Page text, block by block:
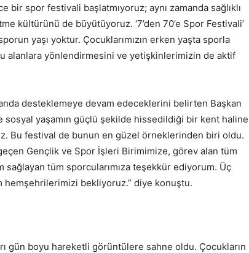
bir spor festivali başlatmıyoruz; aynı zamanda sağlıklı
kültürünü de büyütüyoruz. ‘7’den 70’e Spor Festivali’
yaşı yoktur. Çocuklarımızın erken yaşta sporla
alanlara yönlendirmesini ve yetişkinlerimizin de aktif
desteklemeye devam edeceklerini belirten Başkan
sosyal yaşamın güçlü şekilde hissedildiği bir kent haline
Bu festival de bunun en güzel örneklerinden biri oldu.
Gençlik ve Spor İşleri Birimimize, görev alan tüm
tüm sporcularımıza teşekkür ediyorum. Üç
bekliyoruz.” diye konuştu.
gün boyu hareketli görüntülere sahne oldu. Çocukların